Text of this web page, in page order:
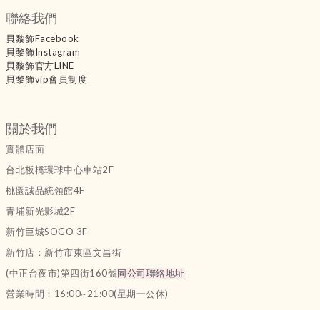
聯絡我們
貝黎飾Facebook
貝黎飾Instagram
貝黎飾官方LINE
貝黎飾vip會員制度
關於我們
實體店面
台北板橋環球中心車站2F
桃園誠品統領館4F
青埔新光影城2F
新竹巨城SOGO 3F
新竹店：新竹市東區文昌街
(中正台夜市)第四街160號同公司聯絡地址
營業時間：16:00~21:00(星期一公休)